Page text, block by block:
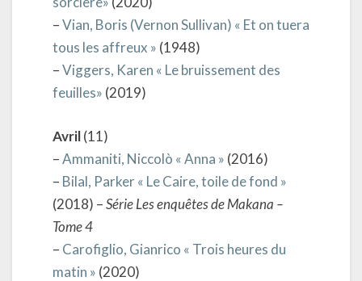
–Vian, Boris (Vernon Sullivan) « Et on tuera
tous les affreux » (1948)
–Viggers, Karen « Le bruissement des
feuilles» (2019)
Avril(11)
–Ammaniti, Niccolò « Anna » (2016)
– Bilal, Parker « Le Caire, toile de fond »
(2018) –Série Les enquêtes de Makana –
Tome 4
– Carofiglio, Gianrico « Trois heures du
matin » (2020)